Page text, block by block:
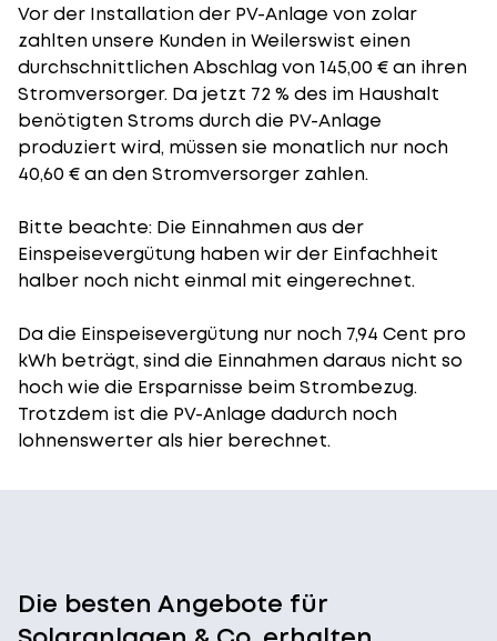
Vor der Installation der PV-Anlage von zolar
zahlten unsere Kunden in Weilerswist einen
durchschnittlichen Abschlag von 145,00 € an ihren
Stromversorger. Da jetzt 72 % des im Haushalt
benötigten Stroms durch die PV-Anlage
produziert wird, müssen sie monatlich nur noch
40,60 € an den Stromversorger zahlen.
Bitte beachte: Die Einnahmen aus der
Einspeisevergütung haben wir der Einfachheit
halber noch nicht einmal mit eingerechnet.
Da die Einspeisevergütung nur noch 7,94 Cent pro
kWh beträgt, sind die Einnahmen daraus nicht so
hoch wie die Ersparnisse beim Strombezug.
Trotzdem ist die PV-Anlage dadurch noch
lohnenswerter als hier berechnet.
Die besten Angebote für